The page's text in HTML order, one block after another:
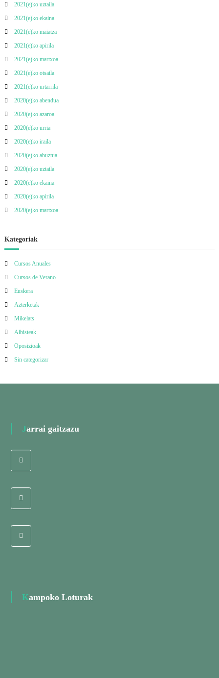
2021(e)ko uztaila
2021(e)ko ekaina
2021(e)ko maiatza
2021(e)ko apirila
2021(e)ko martxoa
2021(e)ko otsaila
2021(e)ko urtarrila
2020(e)ko abendua
2020(e)ko azaroa
2020(e)ko urria
2020(e)ko iraila
2020(e)ko abuztua
2020(e)ko uztaila
2020(e)ko ekaina
2020(e)ko apirila
2020(e)ko martxoa
Kategoriak
Cursos Anuales
Cursos de Verano
Euskera
Azterketak
Mikelats
Albisteak
Oposizioak
Sin categorizar
Jarrai gaitzazu
Kampoko Loturak